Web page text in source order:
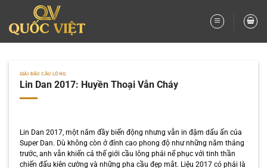
nội
dung
GIẢI ĐẤU CẦU LÔNG
Lin Dan 2017: Huyền Thoại Vẫn Cháy
Lin Dan 2017, một năm đầy biến động nhưng vẫn in đậm dấu ấn của
Super Dan. Dù không còn ở đỉnh cao phong độ như những năm tháng
trước, anh vẫn khiến cả thế giới cầu lông phải nể phục với tinh thần
chiến đấu kiên cường và những pha cầu đẹp mắt. Liệu 2017 có phải là